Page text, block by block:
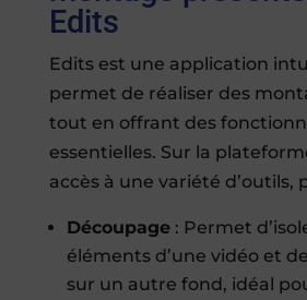
Edits
Edits est une application
permet de réaliser des
tout en offrant des
essentielles. Sur la
accès à une variété d’outils,
Découpage: Permet
éléments d’une vidéo et
sur un autre fond, idéal